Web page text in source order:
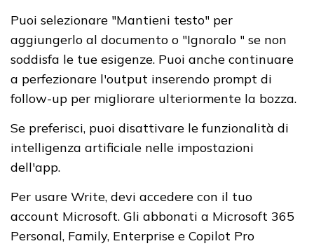
Puoi selezionare "Mantieni testo" per
aggiungerlo al documento o "Ignoralo " se non
soddisfa le tue esigenze. Puoi anche continuare
a perfezionare l'output inserendo prompt di
follow-up per migliorare ulteriormente la bozza.
Se preferisci, puoi disattivare le funzionalità di
intelligenza artificiale nelle impostazioni
dell'app.
Per usare Write, devi accedere con il tuo
account Microsoft. Gli abbonati a Microsoft 365
Personal, Family, Enterprise e Copilot Pro